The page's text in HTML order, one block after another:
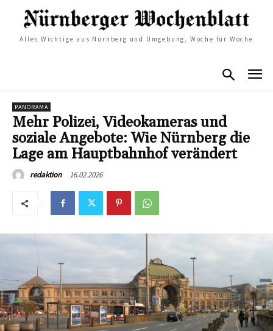
Alles Wichtige aus Nürnberg und Umgebung, Woche für Woche
PANORAMA
Mehr Polizei, Videokameras und
soziale Angebote: Wie Nürnberg die
Lage am Hauptbahnhof verändert
redaktion 16.02.2026